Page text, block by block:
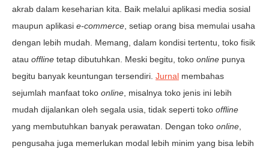
akrab dalam keseharian kita. Baik melalui aplikasi media sosial
maupun aplikasi e-commerce, setiap orang bisa memulai usaha
dengan lebih mudah. Memang, dalam kondisi tertentu, toko fisik
atau offline tetap dibutuhkan. Meski begitu, toko online punya
begitu banyak keuntungan tersendiri. Jurnal membahas
sejumlah manfaat toko online, misalnya toko jenis ini lebih
mudah dijalankan oleh segala usia, tidak seperti toko offline
yang membutuhkan banyak perawatan. Dengan toko online,
pengusaha juga memerlukan modal lebih minim yang bisa lebih